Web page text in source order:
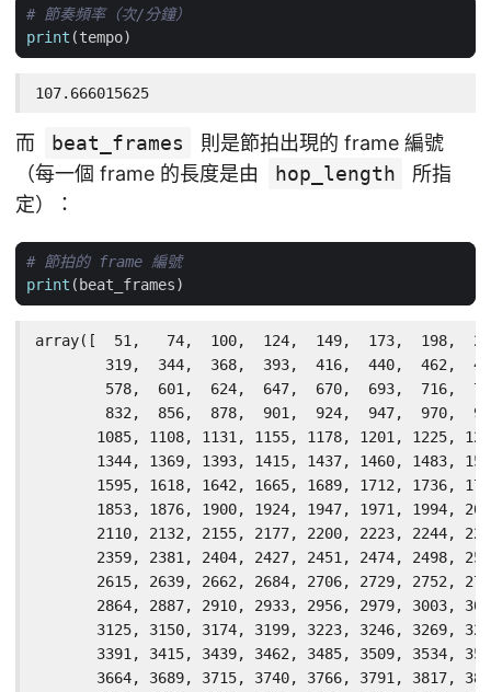
# 節奏頻率（次/分鐘）
print (tempo)
107.666015625
而 beat_frames
則是節拍出現的 frame 編號
（每一個 frame 的長度是由
hop_length
所指
定）：
# 節拍的 frame 編號
print ( beat_frames)
array([  51,   74,  100,  124,  149,  173,  198,
319,  344,  368,  393,  416,  440,  462,
578,  601,  624,  647,  670,  693,  716,
832,  856,  878,  901,  924,  947,  970,
1085, 1108, 1131, 1155, 1178, 1201, 1225,
1344, 1369, 1393, 1415, 1437, 1460, 1483,
1595, 1618, 1642, 1665, 1689, 1712, 1736,
1853, 1876, 1900, 1924, 1947, 1971, 1994,
2110, 2132, 2155, 2177, 2200, 2223, 2244,
2359, 2381, 2404, 2427, 2451, 2474, 2498,
2615, 2639, 2662, 2684, 2706, 2729, 2752,
2864, 2887, 2910, 2933, 2956, 2979, 3003,
3125, 3150, 3174, 3199, 3223, 3246, 3269,
3391, 3415, 3439, 3462, 3485, 3509, 3534,
3664, 3689, 3715, 3740, 3766, 3791, 3817,